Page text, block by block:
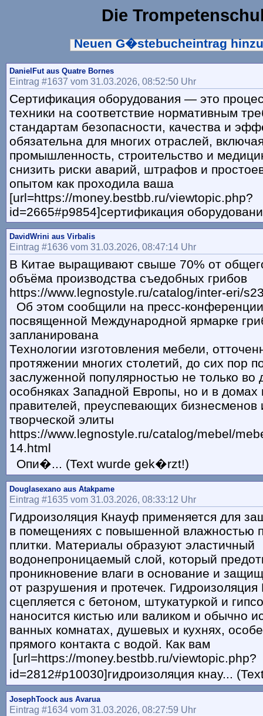
Die
Neuen G�stebucheintrag
DanielFut aus Quatre Bornes
Eintrag #1637 vom 31.03.2026, 08:52:50 Uhr
Сертификация оборудования — это
техники на соответствие нормативным
стандартам безопасности, качества и
обязательна для многих отраслей,
промышленность, строительство и
снизить риски аварий, штрафов и
опытом как проходила ваша
[url=https://money.bestbb.ru/viewtopic.php?
id=2665#p9854]сертификация
DavidWrini aus Virbalis
Eintrag #1636 vom 31.03.2026, 08:47:14 Uhr
В Китае выращивают свыше 70% от
объёма производства съедобных грибов
https://www.legnostyle.ru/catalog/inter-eri/
Об этом сообщили на пресс-
посвященной Международной ярмарке
запланирована
Технологии изготовления мебели,
протяжении многих столетий, до сих пор
заслуженной популярностью не только во
особняках Западной Европы, но и в домах
правителей, преуспевающих бизнесменов
творческой элиты
https://www.legnostyle.ru/catalog/mebel/
14.html
Опи�... (Text wurde gek�rzt!)
Douglasexano aus Atakpame
Eintrag #1635 vom 31.03.2026, 08:33:12 Uhr
Гидроизоляция Кнауф применяется для
в помещениях с повышенной влажностью
плитки. Материалы образуют эластичный
водонепроницаемый слой, который
проникновение влаги в основание и
от разрушения и протечек.
сцепляется с бетоном, штукатуркой и
наносится кистью или валиком и обычно
ванных комнатах, душевых и кухнях,
прямого контакта с водой. Как вам
[url=https://money.bestbb.ru/viewtopic.php?
id=2812#p10030]гидроизоляция кнау...
JosephToock aus Avarua
Eintrag #1634 vom 31.03.2026, 08:27:59 Uhr